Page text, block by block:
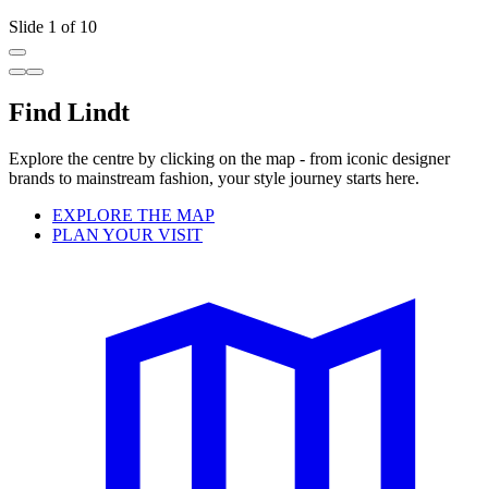
Slide 1 of 10
Find Lindt
Explore the centre by clicking on the map - from iconic designer
brands to mainstream fashion, your style journey starts here.
EXPLORE THE MAP
PLAN YOUR VISIT